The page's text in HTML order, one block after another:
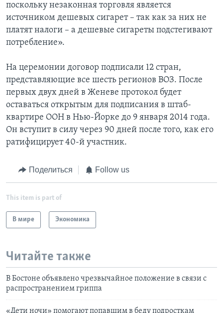
поскольку незаконная торговля является
источником дешевых сигарет – так как за них не
платят налоги – а дешевые сигареты подстегивают
потребление».
На церемонии договор подписали 12 стран,
представляющие все шесть регионов ВОЗ. После
первых двух дней в Женеве протокол будет
оставаться открытым для подписания в штаб-
квартире ООН в Нью-Йорке до 9 января 2014 года.
Он вступит в силу через 90 дней после того, как его
ратифицирует 40-й участник.
Поделиться Follow us
This item is part of
В мире Экономика
Читайте также
В Бостоне объявлено чрезвычайное положение в связи с
распространением гриппа
«Дети ночи» помогают попавшим в беду подросткам